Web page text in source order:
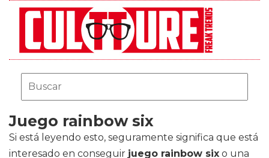
Juego rainbow six
Si está leyendo esto, seguramente significa que está
interesado en conseguir juego rainbow six o una